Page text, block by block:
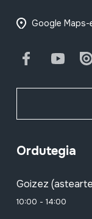
Google Maps-
Facebook
Ordutegia
Goizez
10:00 - 14:00